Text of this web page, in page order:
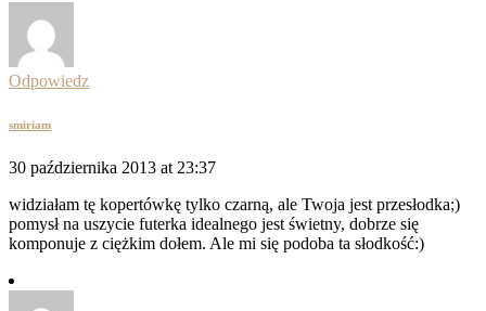
Odpowiedz
smiriam
30 października 2013 at 23:37
widziałam tę kopertówkę tylko czarną, ale Twoja jest przesłodka;)
pomysł na uszycie futerka idealnego jest świetny, dobrze się
komponuje z ciężkim dołem. Ale mi się podoba ta słodkość:)